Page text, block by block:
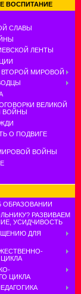
ВОСПИТАНИЕ
СЛАВЫ
ЛЕНТЫ
МИРОВОЙ
ВЕЛИКОЙ
ВОЙНЫ
О ПОДВИГЕ
ВОЙНЫ
ОБРАЗОВАНИИ
РАЗВИВАЕМ
УСИДЧИВОСТЬ
ДЛЯ
ЦИКЛА